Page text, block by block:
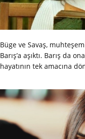
Büge ve Savaş,
Barış’a aşıktı. Barış da
hayatının tek amacına